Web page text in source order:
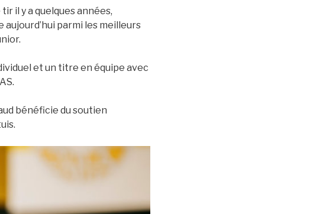
il y a quelques années,
parmi les meilleurs
et un titre en équipe avec
bénéficie du soutien